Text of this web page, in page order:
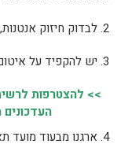
2. לבדוק חיזוק
3. יש להקפיד על
>> להצטרפות
4. ארגנו מבעוד מועד